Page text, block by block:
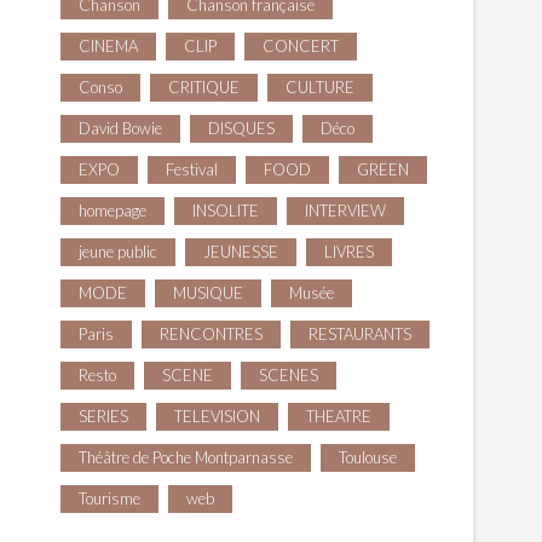
Chanson Chanson française
CINEMA CLIP CONCERT
Conso CRITIQUE CULTURE
David Bowie DISQUES Déco
EXPO Festival FOOD GREEN
homepage INSOLITE INTERVIEW
jeune public JEUNESSE LIVRES
MODE MUSIQUE Musée
Paris RENCONTRES RESTAURANTS
Resto SCENE SCENES
SERIES TELEVISION THEATRE
Théâtre de Poche Montparnasse Toulouse
Tourisme web